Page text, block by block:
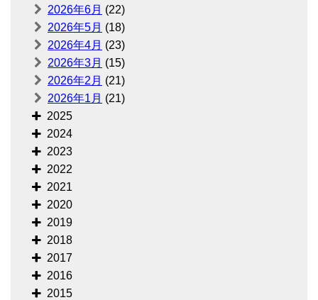
2026年6月 (22)
2026年5月 (18)
2026年4月 (23)
2026年3月 (15)
2026年2月 (21)
2026年1月 (21)
2025
2024
2023
2022
2021
2020
2019
2018
2017
2016
2015